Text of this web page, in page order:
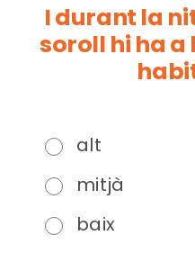
I durant la
soroll hi ha a
alt
mitjà
baix